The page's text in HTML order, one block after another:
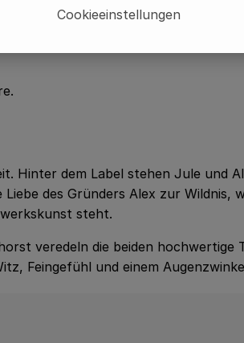
(Name, Adresse, ggf.
Weitergabe dieser Daten
dem Label stehen Jule und
des Gründers Alex zur Wildnis,
steht.
veredeln die beiden
Feingefühl und einem
Cookieeinstellungen